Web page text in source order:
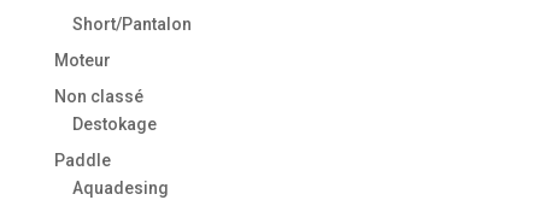
Short/Pantalon
Moteur
Non classé
Destokage
Paddle
Aquadesing